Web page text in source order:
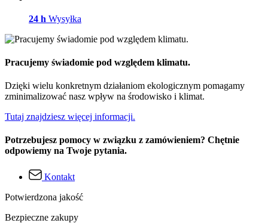
24 h Wysyłka
Pracujemy świadomie pod względem klimatu.
Dzięki wielu konkretnym działaniom ekologicznym pomagamy
zminimalizować nasz wpływ na środowisko i klimat.
Tutaj znajdziesz więcej informacji.
Potrzebujesz pomocy w związku z zamówieniem? Chętnie
odpowiemy na Twoje pytania.
Kontakt
Potwierdzona jakość
Bezpieczne zakupy